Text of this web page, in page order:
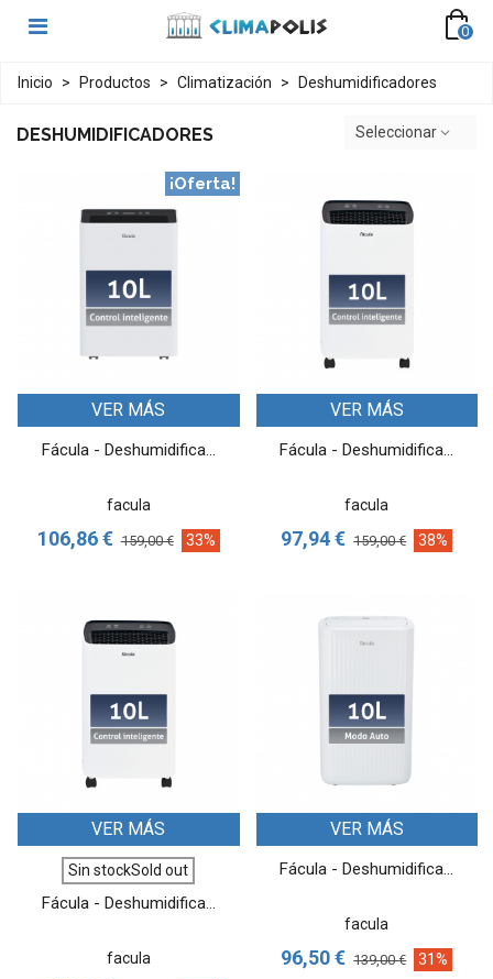
0
Inicio > Productos > Climatización > Deshumidificadores
DESHUMIDIFICADORES Seleccionar
¡Oferta!
VER MÁS
Fácula - Deshumidifica...
facula
106,86 € 159,00 € 33%
VER MÁS
Fácula - Deshumidifica...
facula
97,94 € 159,00 € 38%
VER MÁS
Sin stockSold out
Fácula - Deshumidifica...
facula
VER MÁS
Fácula - Deshumidifica...
facula
96,50 € 139,00 € 31%